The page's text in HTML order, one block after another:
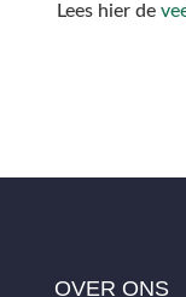
Lees hier de
OVER ONS